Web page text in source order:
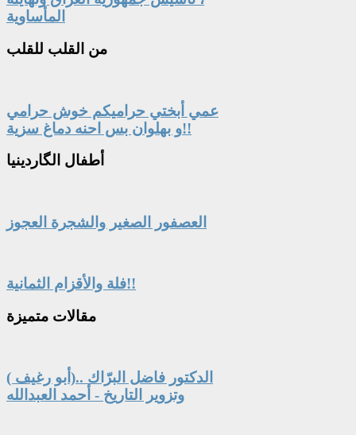
المأساوية
من القلب للقلب
عمي أبختي حراميكم خوش حرامي
و بهلوان بس احنه دماغ سزية!!
أطفال الگاردينيا
العصفور الصغير والشجرة العجوز
فلة والأقزام الثمانية!!
مقالات متميزة
الدكتور فاضل البرّاك ..(أبو رغيف )
وتزوير التاريخ - أحمد العبدالله